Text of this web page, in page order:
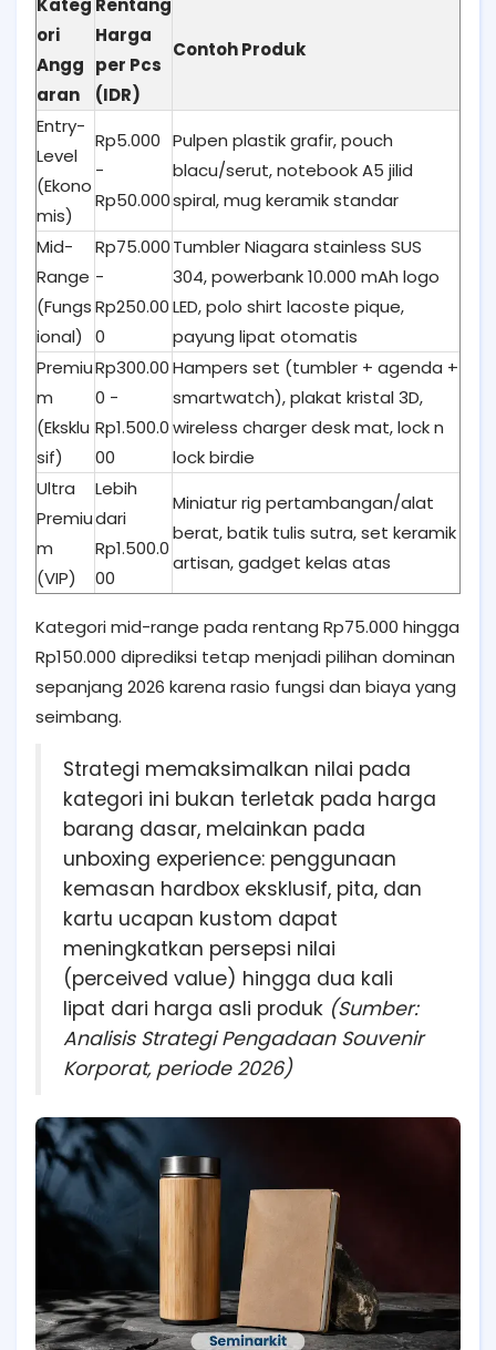
Kateg
ori
Angg
aran
Rentang
Harga
per Pcs
(IDR)
Contoh Produk
Entry-
Level
(Ekono
mis)
Rp5.000
-
Rp50.000
Pulpen plastik grafir, pouch
blacu/serut, notebook A5 jilid
spiral, mug keramik standar
Mid-
Range
(Fungs
ional)
Rp75.000
-
Rp250.00
0
Tumbler Niagara stainless SUS
304, powerbank 10.000 mAh logo
LED, polo shirt lacoste pique,
payung lipat otomatis
Premiu
m
(Eksklu
sif)
Rp300.00
0 -
Rp1.500.0
00
Hampers set (tumbler + agenda +
smartwatch), plakat kristal 3D,
wireless charger desk mat, lock n
lock birdie
Ultra
Premiu
m
(VIP)
Lebih
dari
Rp1.500.0
00
Miniatur rig pertambangan/alat
berat, batik tulis sutra, set keramik
artisan, gadget kelas atas
Kategori mid-range pada rentang Rp75.000 hingga
Rp150.000 diprediksi tetap menjadi pilihan dominan
sepanjang 2026 karena rasio fungsi dan biaya yang
seimbang.
Strategi memaksimalkan nilai pada
kategori ini bukan terletak pada harga
barang dasar, melainkan pada
unboxing experience: penggunaan
kemasan hardbox eksklusif, pita, dan
kartu ucapan kustom dapat
meningkatkan persepsi nilai
(perceived value) hingga dua kali
lipat dari harga asli produk (Sumber:
Analisis Strategi Pengadaan Souvenir
Korporat, periode 2026)